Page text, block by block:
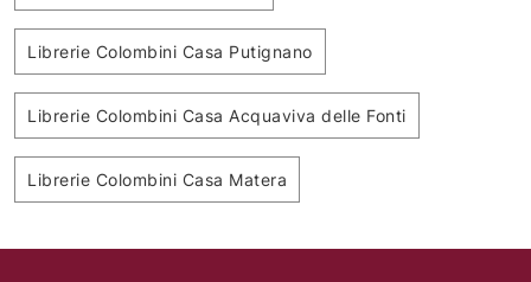
Librerie Colombini Casa Putignano
Librerie Colombini Casa Acquaviva delle Fonti
Librerie Colombini Casa Matera